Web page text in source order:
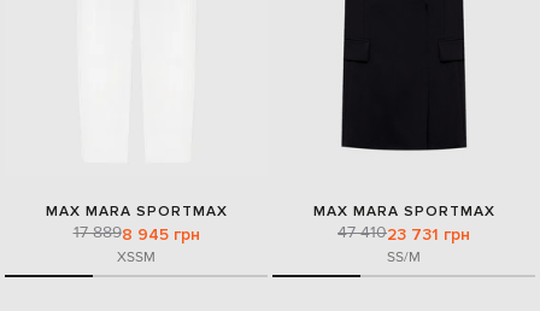
MAX MARA SPORTMAX
17 8898 945 грн
XSSM
MAX MARA SPORTMAX
47 41023 731 грн
SS/M